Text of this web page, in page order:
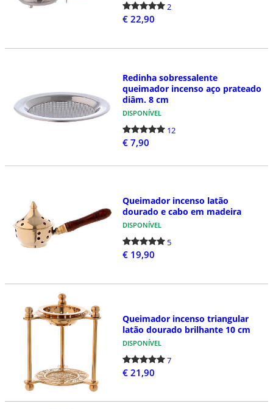
2
€ 22,90
Redinha sobressalente
queimador incenso aço prateado
diâm. 8 cm
DISPONÍVEL
12
€ 7,90
Queimador incenso latão
dourado e cabo em madeira
DISPONÍVEL
5
€ 19,90
Queimador incenso triangular
latão dourado brilhante 10 cm
DISPONÍVEL
7
€ 21,90